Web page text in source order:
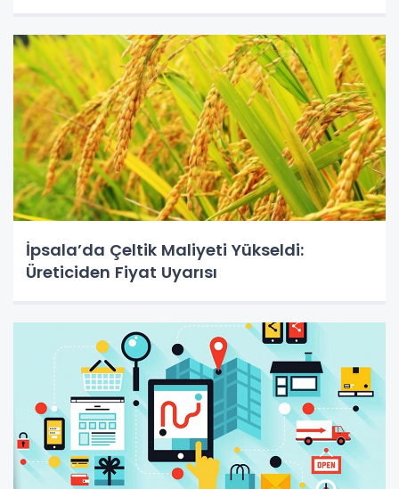
İpsala’da Çeltik Maliyeti Yükseldi:
Üreticiden Fiyat Uyarısı